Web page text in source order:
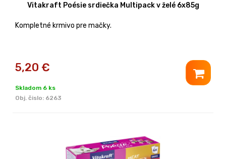
Vitakraft Poésie srdiečka Multipack v želé 6x85g
Kompletné krmivo pre mačky.
5,20 €
Skladom 6 ks
Obj. čislo: 6263